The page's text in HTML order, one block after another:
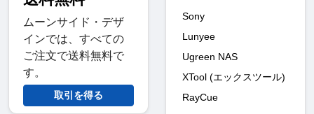
ムーンサイド・デザ
インでは、すべての
ご注文で送料無料で
す。
取引を得る
Sony
Lunyee
Ugreen NAS
XTool (エックスツール)
RayCue